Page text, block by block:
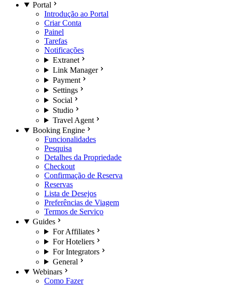
Portal
Introdução ao Portal
Criar Conta
Painel
Tarefas
Notificações
Extranet
Link Manager
Payment
Settings
Social
Studio
Travel Agent
Booking Engine
Funcionalidades
Pesquisa
Detalhes da Propriedade
Checkout
Confirmação de Reserva
Reservas
Lista de Desejos
Preferências de Viagem
Termos de Serviço
Guides
For Affiliates
For Hoteliers
For Integrators
General
Webinars
Como Fazer